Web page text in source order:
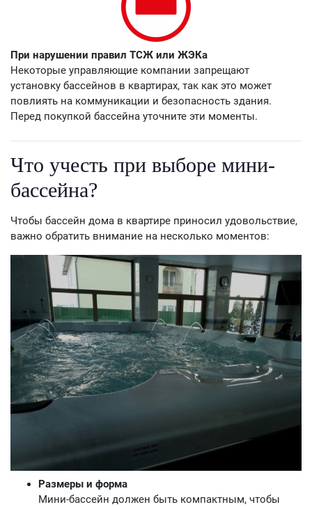
При нарушении правил ТСЖ или ЖЭКа
Некоторые управляющие компании запрещают
установку бассейнов в квартирах, так как это может
повлиять на коммуникации и безопасность здания.
Перед покупкой бассейна уточните эти моменты.
Что учесть при выборе мини-
бассейна?
Чтобы бассейн дома в квартире приносил удовольствие,
важно обратить внимание на несколько моментов:
Размеры и форма
Мини-бассейн должен быть компактным, чтобы